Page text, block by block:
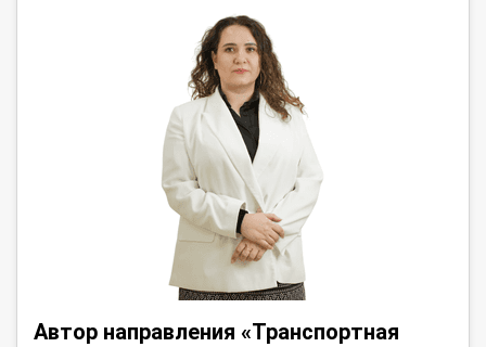
Автор направления «Транспортная